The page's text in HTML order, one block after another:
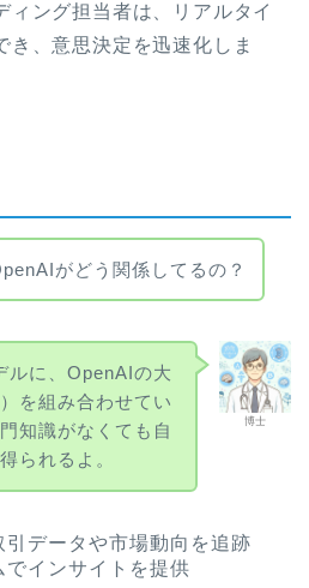
ィング担当者は、リアルタイ
き、意思決定を迅速化しま
がどう関係してるの？
博士
ルに、OpenAIの大
を組み合わせてい
知識がなくても自
られるよ。
引データや市場動向を追跡
でインサイトを提供